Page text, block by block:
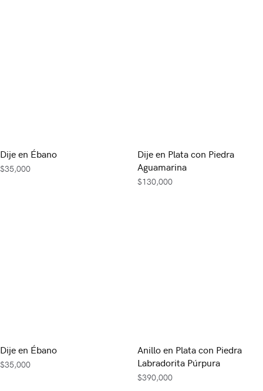
Dije en Ébano
$35,000
Dije en Plata con Piedra
Aguamarina
$130,000
Dije en Ébano
$35,000
Anillo en Plata con Piedra
Labradorita Púrpura
$390,000